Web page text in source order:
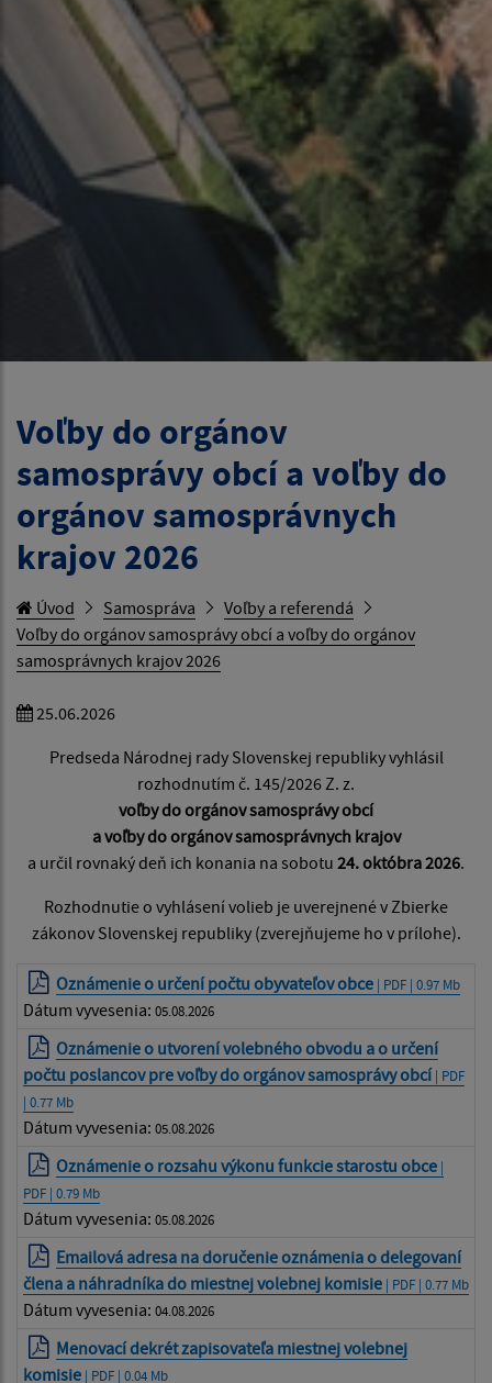
Voľby do orgánov
samosprávy obcí a voľby do
orgánov samosprávnych
krajov 2026
Úvod Samospráva
Voľby a referendá
Voľby do orgánov samosprávy obcí a voľby do orgánov
samosprávnych krajov 2026
25.06.2026
Predseda Národnej rady Slovenskej republiky vyhlásil
rozhodnutím č. 145/2026 Z. z.
voľby do orgánov samosprávy obcí
a voľby do orgánov samosprávnych krajov
a určil rovnaký deň ich konania na sobotu 24. októbra 2026.
Rozhodnutie o vyhlásení volieb je uverejnené v Zbierke
zákonov Slovenskej republiky (zverejňujeme ho v prílohe).
Oznámenie o určení počtu obyvateľov obce | PDF | 0.97 Mb
Dátum vyvesenia: 05.08.2026
Oznámenie o utvorení volebného obvodu a o určení
počtu poslancov pre voľby do orgánov samosprávy obcí | PDF
| 0.77 Mb
Dátum vyvesenia: 05.08.2026
Oznámenie o rozsahu výkonu funkcie starostu obce |
PDF | 0.79 Mb
Dátum vyvesenia: 05.08.2026
Emailová adresa na doručenie oznámenia o delegovaní
člena a náhradníka do miestnej volebnej komisie | PDF | 0.77 Mb
Dátum vyvesenia: 04.08.2026
Menovací dekrét zapisovateľa miestnej volebnej
komisie | PDF | 0.04 Mb